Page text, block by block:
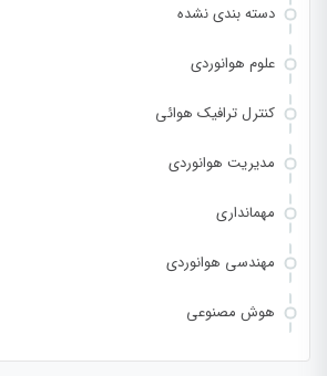
دسته بندی نشده
علوم هوانوردی
کنترل ترافیک هوائی
مدیریت هوانوردی
مهمانداری
مهندسی هوانوردی
هوش مصنوعی